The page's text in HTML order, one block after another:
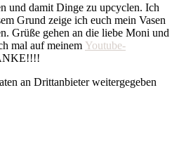
und damit Dinge zu upcyclen. Ich
Grund zeige ich euch mein Vasen
Grüße gehen an die liebe Moni und
mal auf meinem Youtube-
an Drittanbieter weitergegeben